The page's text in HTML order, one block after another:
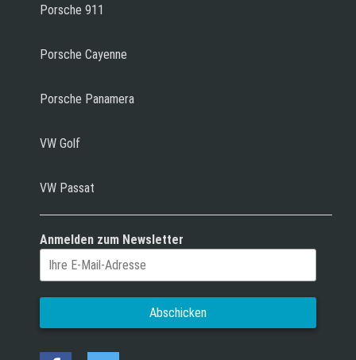
Porsche 911
Porsche Cayenne
Porsche Panamera
VW Golf
VW Passat
Anmelden zum Newsletter